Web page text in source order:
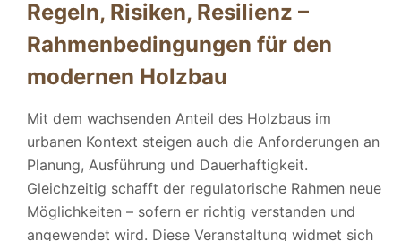
Regeln, Risiken, Resilienz –
Rahmenbedingungen für den
modernen Holzbau
Mit dem wachsenden Anteil des Holzbaus im
urbanen Kontext steigen auch die Anforderungen an
Planung, Ausführung und Dauerhaftigkeit.
Gleichzeitig schafft der regulatorische Rahmen neue
Möglichkeiten – sofern er richtig verstanden und
angewendet wird. Diese Veranstaltung widmet sich